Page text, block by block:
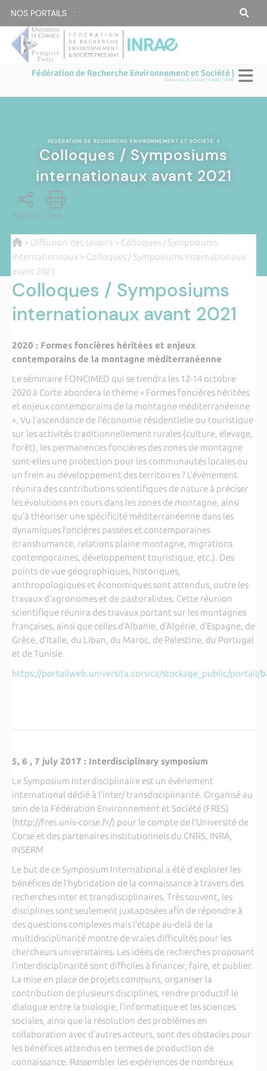
NOS PORTAILS :
Fédération de Recherche Environnement et Société |
Università di Corsica / INRAE / CNRS
FÉDÉRATION DE RECHERCHE ENVIRONNEMENT ET SOCIÉTÉ |
Colloques / Symposiums
internationaux avant 2021
PARTAGE PDF
> Diffusion des savoirs> Colloques / Symposiums
internationnaux> Colloques / Symposiums internationaux
avant 2021
Colloques / Symposiums
internationaux avant 2021
2020 : Formes foncières héritées et enjeux
contemporains de la montagne méditerranéenne
Le séminaire FONCIMED qui se tiendra les 12-14 octobre
2020 à Corte abordera le thème « Formes foncières héritées
et enjeux contemporains de la montagne méditerranéenne
». Vu l’ascendance de l’économie résidentielle ou touristique
sur les activités traditionnellement rurales (culture, élevage,
forêt), les permanences foncières des zones de montagne
sont-elles une protection pour les communautés locales ou
un frein au développement des territoires ? L’évènement
réunira des contributions scientifiques de nature à préciser
les évolutions en cours dans les zones de montagne, ainsi
qu’à théoriser une spécificité méditerranéenne dans les
dynamiques foncières passées et contemporaines
(transhumance, relations plaine montagne, migrations
contemporaines, développement touristique, etc.). Des
points de vue géographiques, historiques,
anthropologiques et économiques sont attendus, outre les
travaux d’agronomes et de pastoralistes. Cette réunion
scientifique réunira des travaux portant sur les montagnes
françaises, ainsi que celles d’Albanie, d’Algérie, d’Espagne, de
Grèce, d’Italie, du Liban, du Maroc, de Palestine, du Portugal
et de Tunisie.
https://portailweb.universita.corsica/stockage_public/portail/
5, 6 , 7 july 2017 : Interdisciplinary symposium
Le Symposium Interdisciplinaire est un évènement
international dédié à l’inter/ transdisciplinarité. Organisé au
sein de la Fédération Environnement et Société (FRES)
(http://fres.univ-corse.fr/) pour le compte de l’Université de
Corse et des partenaires institutionnels du CNRS, INRA,
INSERM
Le but de ce Symposium International a été d’explorer les
bénéfices de l’hybridation de la connaissance à travers des
recherches inter et transdisciplinaires. Très souvent, les
disciplines sont seulement juxtaposées afin de répondre à
des questions complexes mais l’étape au-delà de la
multidisciplinarité montre de vraies difficultés pour les
chercheurs universitaires. Les idées de recherches proposant
l’interdisciplinarité sont difficiles à financer, faire, et publier.
La mise en place de projets communs, organiser la
contribution de plusieurs disciplines, rendre productif le
dialogue entre la biologie, l’informatique et les sciences
sociales, ainsi que la résolution des problèmes en
collaboration avec d’autres acteurs, sont des obstacles pour
les bénéfices attendus en termes de production de
connaissance. Rassembler les expériences de nombreux